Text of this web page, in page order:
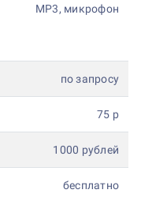
МP3, микрофон
по запросу
75 р
1000 рублей
бесплатно